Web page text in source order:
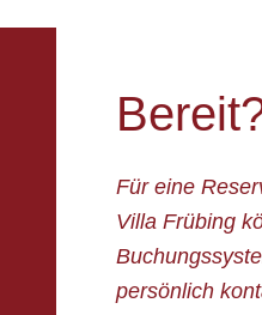
Für eine
Villa Frübing
persönlich